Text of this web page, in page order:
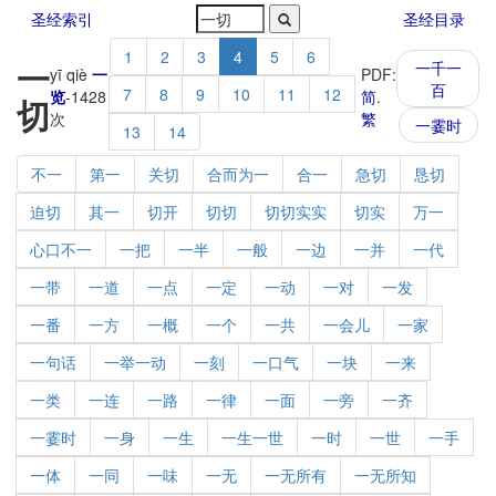
圣经索引 圣经目录
一
切
yī qiè 一
览-1428
次
1 2 3 4 5
6
7
8 9 10 11
12
13
14
PDF:
简.
繁
一千一
百
一霎时
不一 第一 关切 合而为一 合一 急切
恳切
迫切
其一 切开 切切 切切实实 切实
万一
心口不一
一把 一半 一般 一边 一并
一代
一带
一道 一点 一定 一动 一对
一发
一番
一方 一概 一个 一共 一会儿
一家
一句话
一举一动 一刻 一口气 一块
一来
一类
一连 一路 一律 一面 一旁
一齐
一霎时
一身 一生 一生一世 一时 一世
一手
一体
一同 一味 一无 一无所有 一无所知